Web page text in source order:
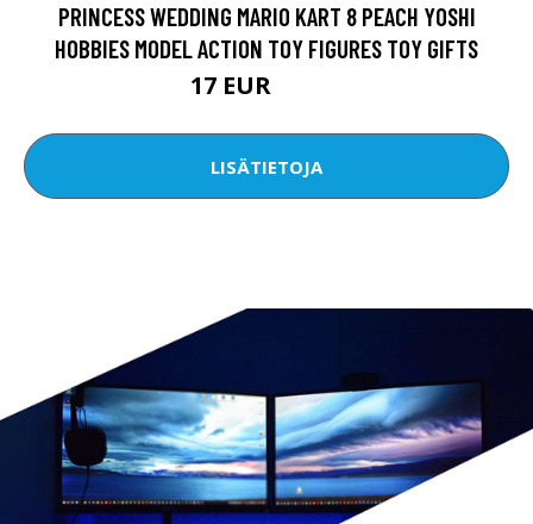
PRINCESS WEDDING MARIO KART 8 PEACH YOSHI
HOBBIES MODEL ACTION TOY FIGURES TOY GIFTS
17 EUR
LISÄTIETOJA